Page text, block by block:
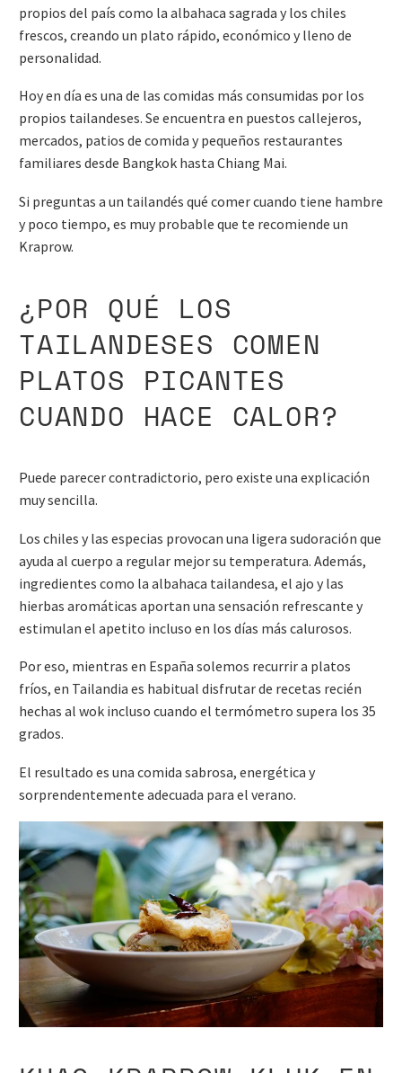
propios del país como la albahaca sagrada y los chiles
frescos, creando un plato rápido, económico y lleno de
personalidad.
Hoy en día es una de las comidas más consumidas por los
propios tailandeses. Se encuentra en puestos callejeros,
mercados, patios de comida y pequeños restaurantes
familiares desde Bangkok hasta Chiang Mai.
Si preguntas a un tailandés qué comer cuando tiene hambre
y poco tiempo, es muy probable que te recomiende un
Kraprow.
¿POR QUÉ LOS
TAILANDESES COMEN
PLATOS PICANTES
CUANDO HACE CALOR?
Puede parecer contradictorio, pero existe una explicación
muy sencilla.
Los chiles y las especias provocan una ligera sudoración que
ayuda al cuerpo a regular mejor su temperatura. Además,
ingredientes como la albahaca tailandesa, el ajo y las
hierbas aromáticas aportan una sensación refrescante y
estimulan el apetito incluso en los días más calurosos.
Por eso, mientras en España solemos recurrir a platos
fríos, en Tailandia es habitual disfrutar de recetas recién
hechas al wok incluso cuando el termómetro supera los 35
grados.
El resultado es una comida sabrosa, energética y
sorprendentemente adecuada para el verano.